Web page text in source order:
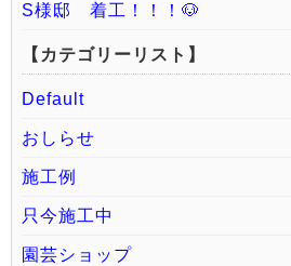
S様邸 着工！！！🐶
【カテゴリーリスト】
Default
おしらせ
施工例
只今施工中
園芸ショップ